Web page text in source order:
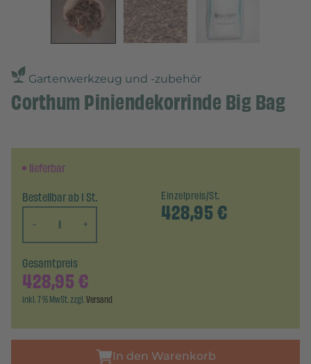
Gartenwerkzeug und -zubehör
Corthum Piniendekorrinde Big Bag
lieferbar
Bestellbar ab 1 St.
-
+
Einzelpreis/St.
428,95€
Gesamtpreis
428,95€
inkl. 7 % MwSt. zzgl.Versand
In den Warenkorb